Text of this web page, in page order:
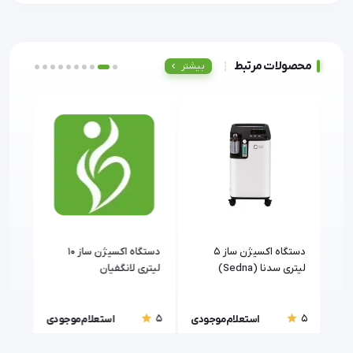
محصولات مرتبط بیشتر
دستگاه اکسیژن ساز 5
لیتری سدنا (Sedna)
5 استعلام موجودی
دستگاه اکسیژن ساز 10
لیتری لانگفیان
5
استعلام موجودی